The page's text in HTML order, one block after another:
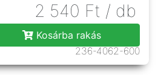
2 540 Ft / db
Kosárba rakás
236-4062-600